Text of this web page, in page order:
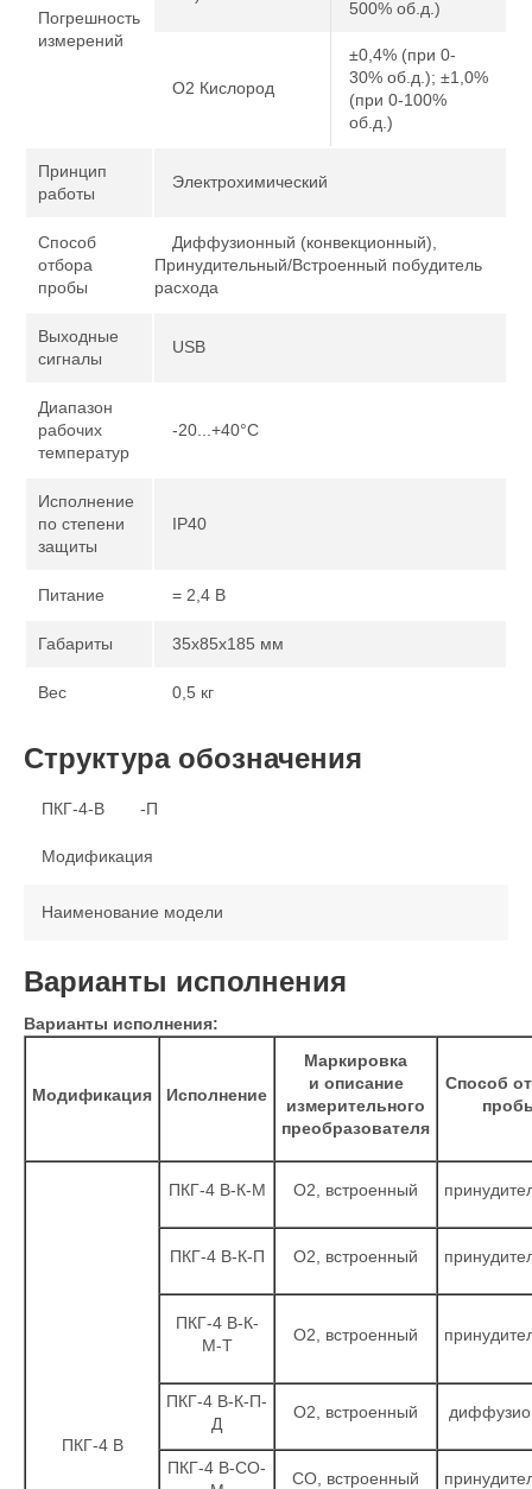
Погрешность
измерений
500% об.д.)
O2 Кислород
±0,4% (при 0-
30% об.д.); ±1,0%
(при 0-100%
об.д.)
Принцип
работы
Электрохимический
Способ
отбора
пробы
Диффузионный (конвекционный),
Принудительный/Встроенный побудитель
расхода
Выходные
сигналы
USB
Диапазон
рабочих
температур
-20...+40°C
Исполнение
по степени
защиты
IP40
Питание = 2,4 В
Габариты 35x85x185 мм
Вес 0,5 кг
Структура обозначения
ПКГ-4-В -П
Модификация
Наименование модели
Варианты исполнения
Варианты исполнения:
Модификация Исполнение
Маркировка
и описание
измерительного
преобразователя
Способ
ПКГ-4 В
ПКГ-4 В-К-М О2, встроенный
ПКГ-4 В-К-П О2, встроенный
ПКГ-4 В-К-
М-Т
О2, встроенный
ПКГ-4 В-К-П-
Д
О2, встроенный
ПКГ-4 В-CO-
CO, встроенный